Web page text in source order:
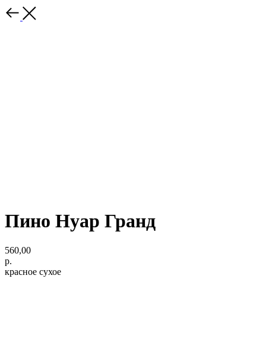
Пино Нуар Гранд
560,00
р.
красное сухое